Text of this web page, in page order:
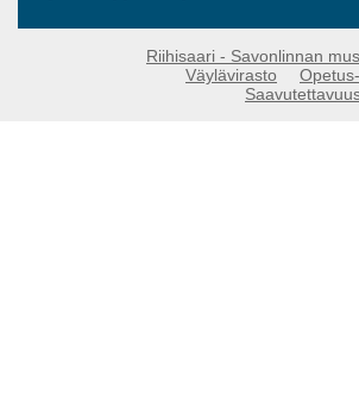
Riihisaari - Savonlinnan
Väylävirasto